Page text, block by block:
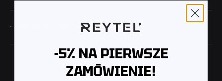
· Szerokość pierścionka: 0,85 cm
-5% NA PIERWSZE
ZAMÓWIENIE!